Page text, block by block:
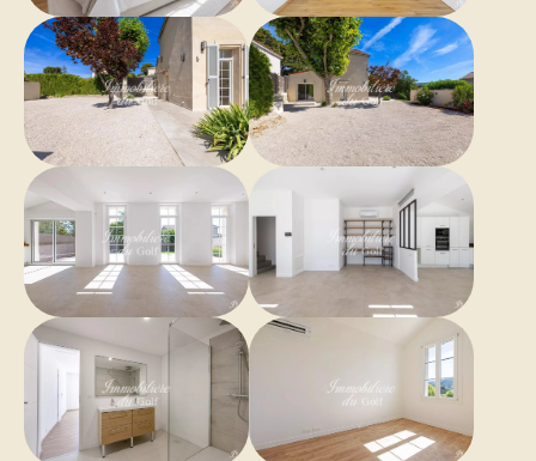
1 Chambre11 m²
1 Chambre10 m²
1 Chambre7 m²
1 Terrain500 m²
1 Terrasse
Proximités
Bus
Centre ville
Commerces
École primaire
École secondaire
Médecin
Route principale
Supermarché
Prestations